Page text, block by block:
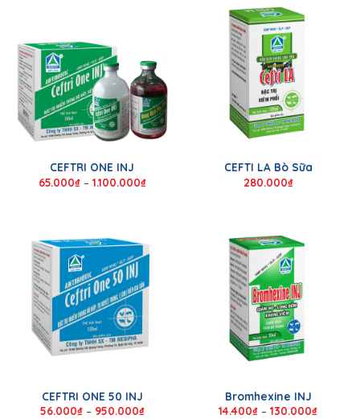
CEFTRI ONE INJ
65.000₫– 1.100.000₫
CEFTI LA Bò Sữa
280.000₫
CEFTRI ONE 50 INJ
56.000₫– 950.000₫
Bromhexine INJ
14.400₫ – 130.000₫